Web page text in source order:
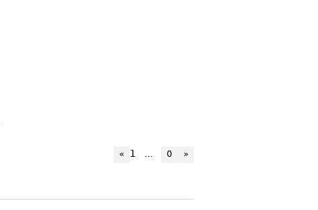
« 1 ... 0 »